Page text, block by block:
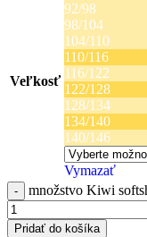
Veľkosť
92/98
98/104
104/110
110/116
116/122
122/128
128/134
134/140
140/146
Vymazať
množstvo Kiwi
Pridať do košíka